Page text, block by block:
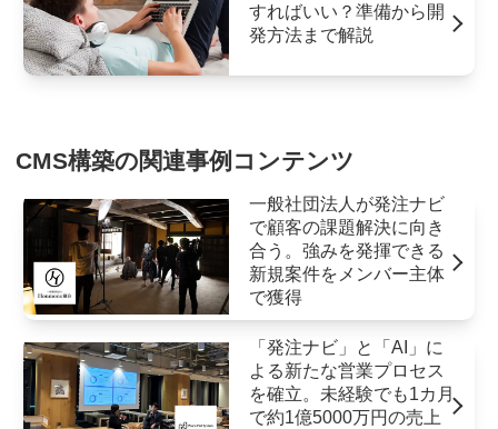
すればいい？準備から開
発方法まで解説
CMS構築の関連事例コンテンツ
一般社団法人が発注ナビ
で顧客の課題解決に向き
合う。強みを発揮できる
新規案件をメンバー主体
で獲得
「発注ナビ」と「AI」に
よる新たな営業プロセス
を確立。未経験でも1カ月
で約1億5000万円の売上